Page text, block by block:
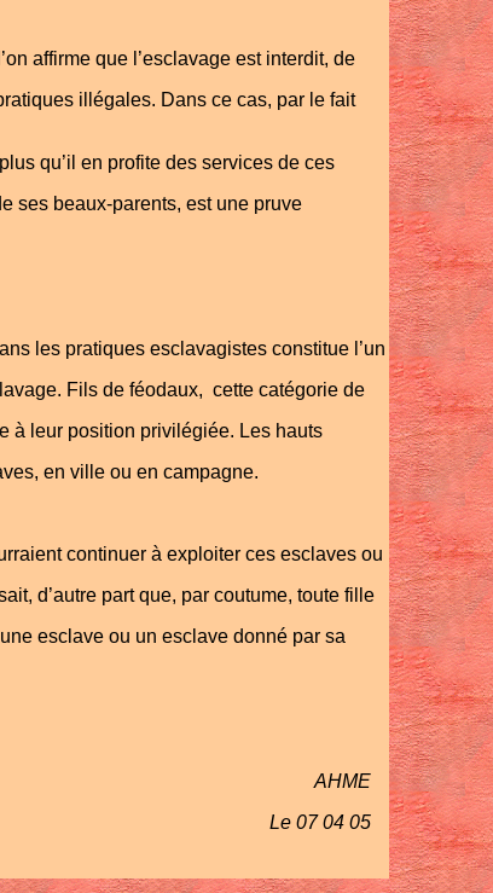
affirme que l’esclavage est interdit, de
illégales. Dans ce cas, par le fait
qu’il en profite des services de ces
ses beaux-parents, est une pruve
les pratiques esclavagistes constitue l’un
Fils de féodaux, cette catégorie de
à leur position privilégiée. Les hauts
en ville ou en campagne.
continuer à exploiter ces esclaves ou
d’autre part que, par coutume, toute fille
esclave ou un esclave donné par sa
AHME
Le 07 04 05